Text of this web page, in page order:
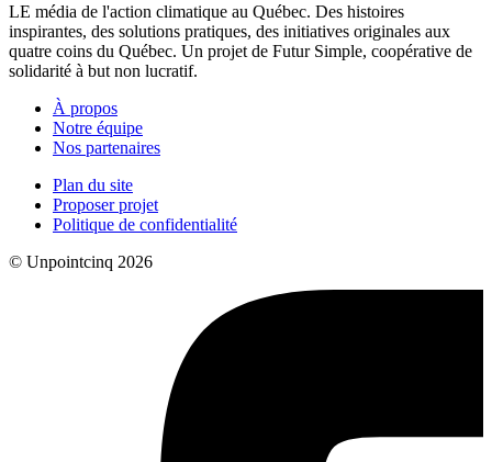
LE média de l'action climatique au Québec. Des histoires
inspirantes, des solutions pratiques, des initiatives originales aux
quatre coins du Québec. Un projet de Futur Simple, coopérative de
solidarité à but non lucratif.
À propos
Notre équipe
Nos partenaires
Plan du site
Proposer projet
Politique de confidentialité
© Unpointcinq 2026